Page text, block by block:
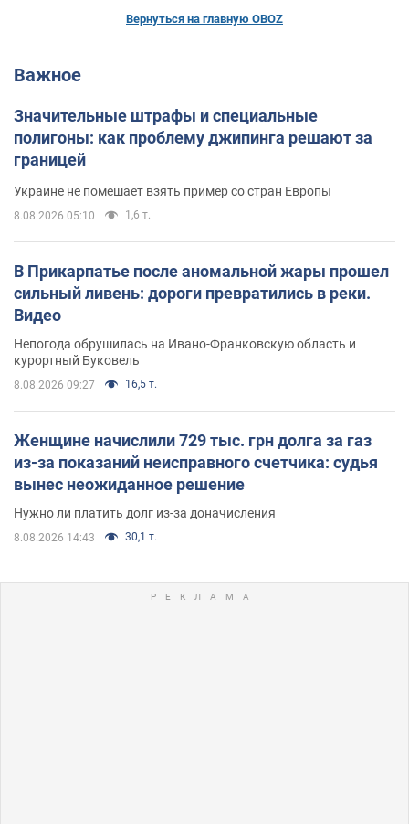
Вернуться на главную OBOZ
Важное
Значительные штрафы и специальные
полигоны: как проблему джипинга решают за
границей
Украине не помешает взять пример со стран Европы
8.08.2026 05:10 1,6 т.
В Прикарпатье после аномальной жары прошел
сильный ливень: дороги превратились в реки.
Видео
Непогода обрушилась на Ивано-Франковскую область и
курортный Буковель
8.08.2026 09:27 16,5 т.
Женщине начислили 729 тыс. грн долга за газ
из-за показаний неисправного счетчика: судья
вынес неожиданное решение
Нужно ли платить долг из-за доначисления
8.08.2026 14:43 30,1 т.